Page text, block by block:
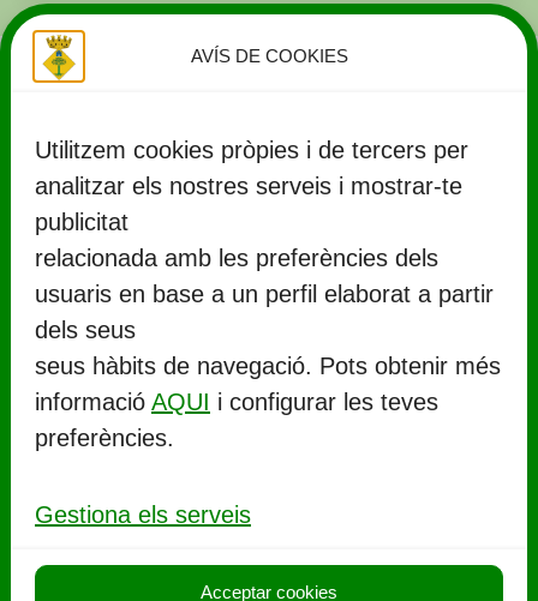
AVÍS DE COOKIES
Utilitzem cookies pròpies i de tercers per
analitzar els nostres serveis i mostrar-te
publicitat
relacionada amb les preferències dels
usuaris en base a un perfil elaborat a partir
dels seus
seus hàbits de navegació. Pots obtenir més
informació AQUI i configurar les teves
preferències.
Gestiona els serveis
Acceptar cookies
Ajuntament de Llorenç del Penedès
Rambla Marinada, 27 (
977 67 71 06